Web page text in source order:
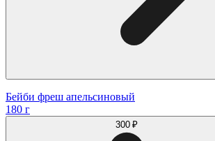
Бейби фреш апельсиновый
180 г
300 ₽